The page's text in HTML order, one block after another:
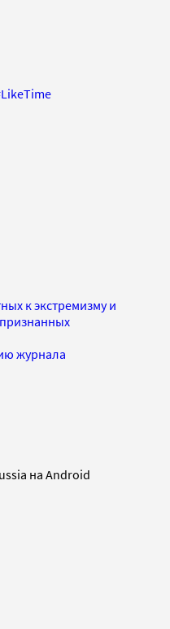
LikeTime
к экстремизму и
журнала
на Android